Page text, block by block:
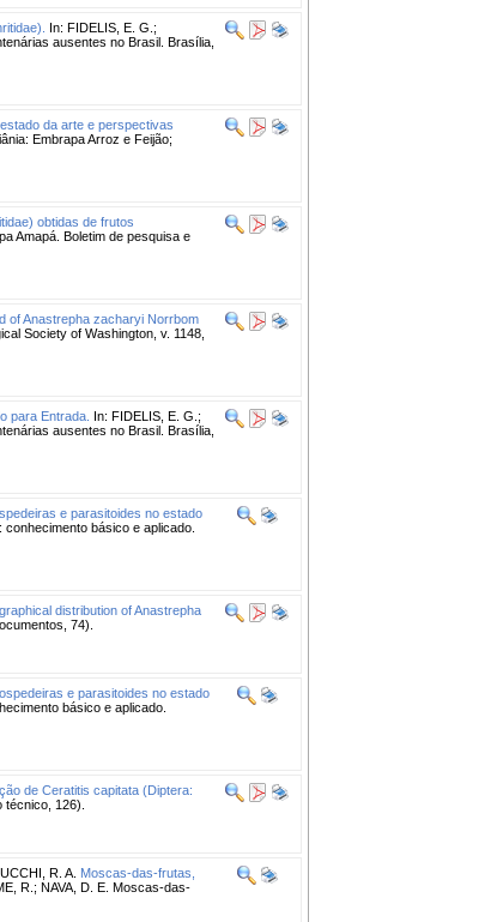
In: FIDELIS, E. G.;
ausentes no Brasil. Brasília,
da arte e perspectivas
Embrapa Arroz e Feijão;
obtidas de frutos
Amapá. Boletim de pesquisa e
of Anastrepha zacharyi Norrbom
Society of Washington, v. 1148,
para Entrada. In: FIDELIS, E. G.;
ausentes no Brasil. Brasília,
e parasitoides no estado
básico e aplicado.
distribution of Anastrepha
74).
e parasitoides no estado
básico e aplicado.
de Ceratitis capitata (Diptera:
126).
R. A. Moscas-das-frutas,
R.; NAVA, D. E. Moscas-das-